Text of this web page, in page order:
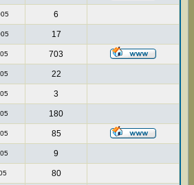
6
17
703
22
3
180
85
9
80